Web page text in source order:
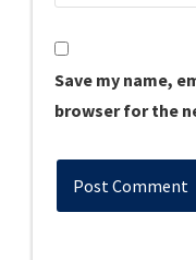
Save my name,
browser for the